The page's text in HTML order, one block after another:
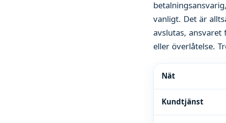
vanligt. Det är
avslutas, ansvaret
eller överlåtelse.
Nät
Kundtjänst